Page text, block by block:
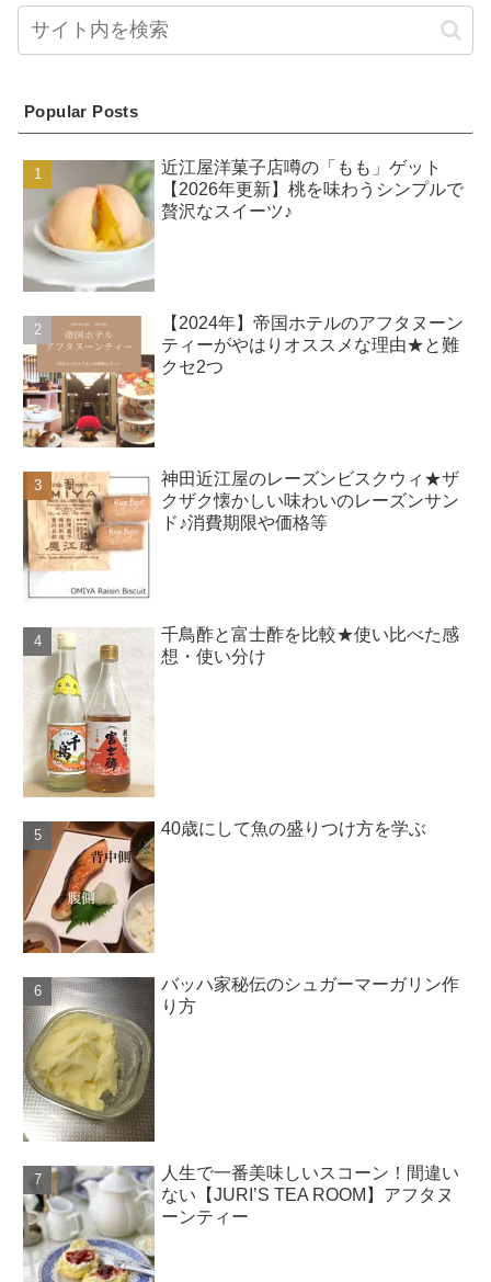
Popular Posts
近江屋洋菓子店噂の「もも」ゲット
【2026年更新】桃を味わうシンプルで
贅沢なスイーツ♪
【2024年】帝国ホテルのアフタヌーン
ティーがやはりオススメな理由★と難
クセ2つ
神田近江屋のレーズンビスクウィ★ザ
クザク懐かしい味わいのレーズンサン
ド♪消費期限や価格等
千鳥酢と富士酢を比較★使い比べた感
想・使い分け
40歳にして魚の盛りつけ方を学ぶ
バッハ家秘伝のシュガーマーガリン作
り方
人生で一番美味しいスコーン！間違い
ない【JURI’S TEA ROOM】アフタヌ
ーンティー